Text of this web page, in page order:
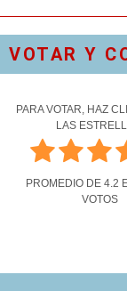
VOTAR Y
PARA VOTAR, HAZ
LAS
PROMEDIO DE 4.2
VOTOS